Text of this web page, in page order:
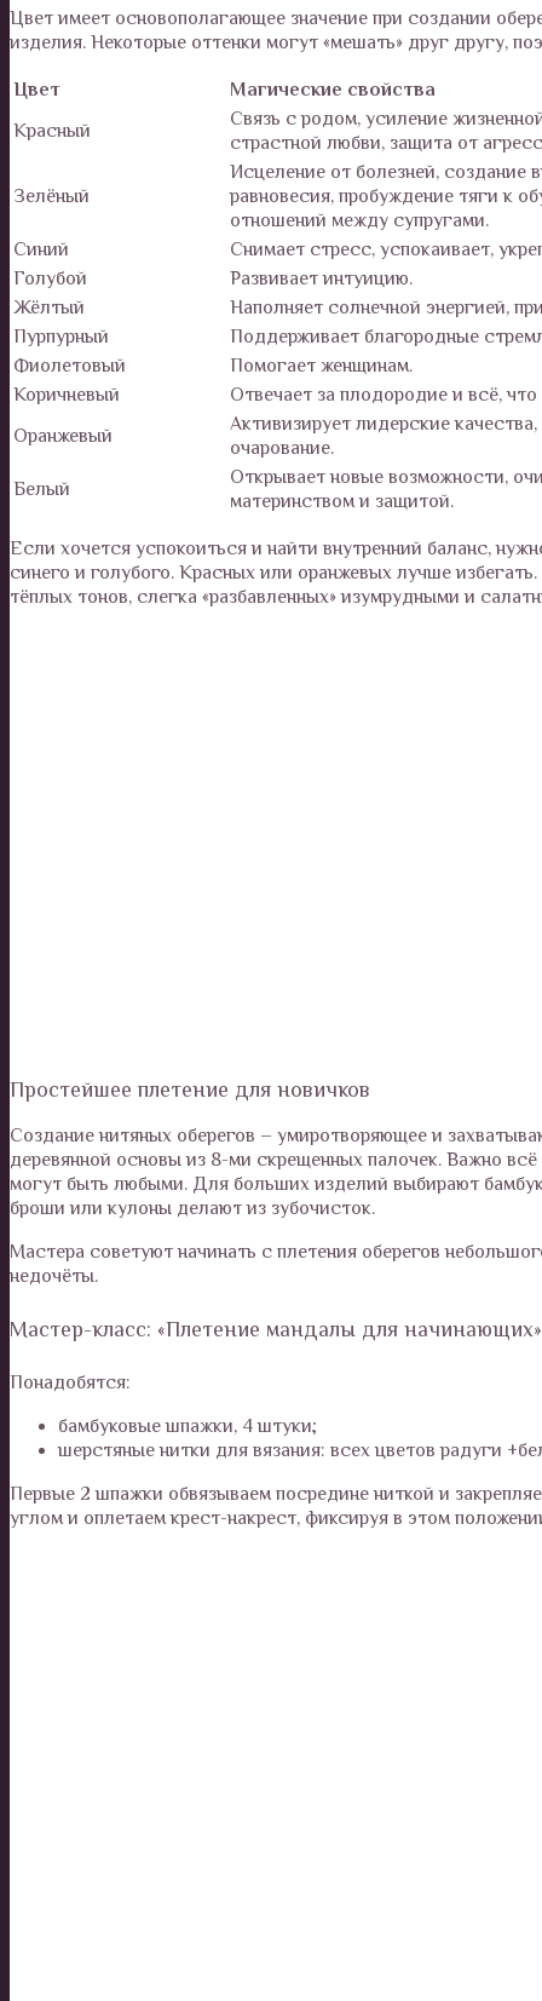
Цвет имеет основополагающее значение при создании
изделия. Некоторые оттенки могут «мешать» друг другу,
Цвет
Магические свойства
Красный
Связь с родом, усиление
страстной любви, защита от
Зелёный
Исцеление от болезней, создание
равновесия, пробуждение тяги к
отношений между супругами.
Синий
Снимает стресс, успокаивает,
Голубой
Развивает интуицию.
Жёлтый
Наполняет солнечной энергией,
Пурпурный
Поддерживает благородные
Фиолетовый
Помогает женщинам.
Коричневый
Отвечает за плодородие и всё,
Оранжевый
Активизирует лидерские
очарование.
Белый
Открывает новые возможности,
материнством и защитой.
Если хочется успокоиться и найти внутренний баланс,
синего и голубого. Красных или оранжевых лучше
тёплых тонов, слегка «разбавленных» изумрудными и
Простейшее плетение для новичков
Создание нитяных оберегов – умиротворяющее и
деревянной основы из 8-ми скрещенных палочек. Важно
могут быть любыми. Для больших изделий выбирают
броши или кулоны делают из зубочисток.
Мастера советуют начинать с плетения оберегов
недочёты.
Мастер-класс: «Плетение мандалы для начинающих»
Понадобятся:
бамбуковые шпажки, 4 штуки;
шерстяные нитки для вязания: всех цветов радуги
Первые 2 шпажки обвязываем посредине ниткой и
углом и оплетаем крест-накрест, фиксируя в этом